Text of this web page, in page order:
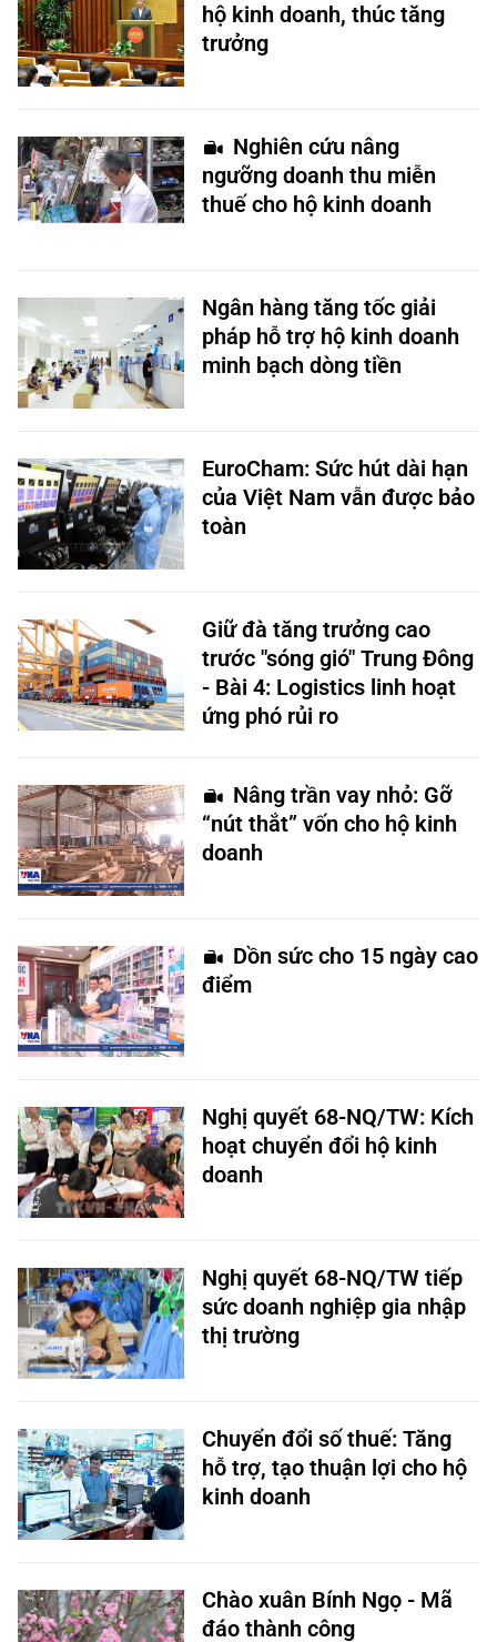
hộ kinh doanh, thúc tăng
trưởng
Nghiên cứu nâng
ngưỡng doanh thu miễn
thuế cho hộ kinh doanh
Ngân hàng tăng tốc giải
pháp hỗ trợ hộ kinh doanh
minh bạch dòng tiền
EuroCham: Sức hút dài hạn
của Việt Nam vẫn được bảo
toàn
Giữ đà tăng trưởng cao
trước "sóng gió" Trung Đông
- Bài 4: Logistics linh hoạt
ứng phó rủi ro
Nâng trần vay nhỏ: Gỡ
“nút thắt” vốn cho hộ kinh
doanh
Dồn sức cho 15 ngày cao
điểm
Nghị quyết 68-NQ/TW: Kích
hoạt chuyển đổi hộ kinh
doanh
Nghị quyết 68-NQ/TW tiếp
sức doanh nghiệp gia nhập
thị trường
Chuyển đổi số thuế: Tăng
hỗ trợ, tạo thuận lợi cho hộ
kinh doanh
Chào xuân Bính Ngọ - Mã
đáo thành công